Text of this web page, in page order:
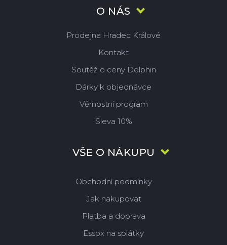
O NÁS
Prodejna Hradec Králové
Kontakt
Soutěž o ceny Delphin
Dárky k objednávce
Věrnostní program
Sleva 10%
VŠE O NÁKUPU
Obchodní podmínky
Jak nakupovat
Platba a doprava
Essox na splátky